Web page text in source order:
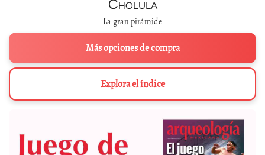
Cholula
La gran pirámide
Más opciones de compra
Explora el índice